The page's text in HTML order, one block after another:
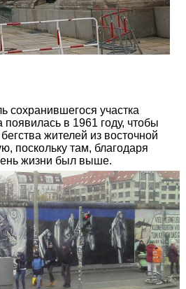
сохранившегося участка
в 1961 году, чтобы
жителей из восточной
поскольку там, благодаря
жизни был выше.